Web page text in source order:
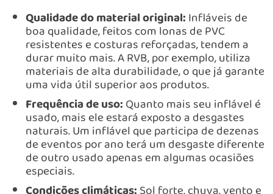
Qualidade do material original:Infláveis de
boa qualidade, feitos com lonas de PVC
resistentes e costuras reforçadas, tendem a
durar muito mais. A RVB, por exemplo, utiliza
materiais de alta durabilidade, o que já garante
uma vida útil superior aos produtos.
Frequência de uso:Quanto mais seu inflável é
usado, mais ele estará exposto a desgastes
naturais. Um inflável que participa de dezenas
de eventos por ano terá um desgaste diferente
de outro usado apenas em algumas ocasiões
especiais.